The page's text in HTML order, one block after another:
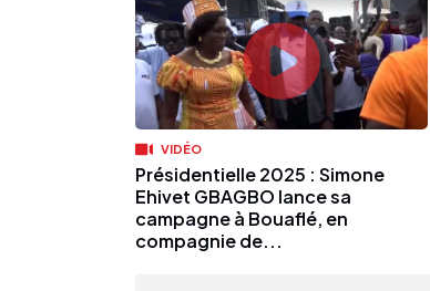
VIDÉO
Présidentielle 2025 : Simone
Ehivet GBAGBO lance sa
campagne à Bouaflé, en
compagnie de...